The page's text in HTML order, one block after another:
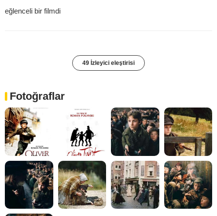
eğlenceli bir filmdi
49 İzleyici eleştirisi
Fotoğraflar